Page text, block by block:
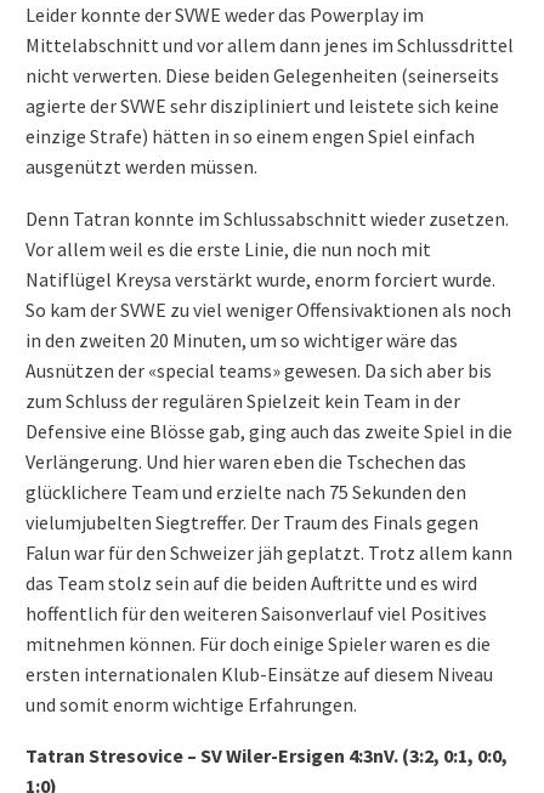
Leider konnte der SVWE weder das Powerplay im
Mittelabschnitt und vor allem dann jenes im Schlussdrittel
nicht verwerten. Diese beiden Gelegenheiten (seinerseits
agierte der SVWE sehr diszipliniert und leistete sich keine
einzige Strafe) hätten in so einem engen Spiel einfach
ausgenützt werden müssen.
Denn Tatran konnte im Schlussabschnitt wieder zusetzen.
Vor allem weil es die erste Linie, die nun noch mit
Natiflügel Kreysa verstärkt wurde, enorm forciert wurde.
So kam der SVWE zu viel weniger Offensivaktionen als noch
in den zweiten 20 Minuten, um so wichtiger wäre das
Ausnützen der «special teams» gewesen. Da sich aber bis
zum Schluss der regulären Spielzeit kein Team in der
Defensive eine Blösse gab, ging auch das zweite Spiel in die
Verlängerung. Und hier waren eben die Tschechen das
glücklichere Team und erzielte nach 75 Sekunden den
vielumjubelten Siegtreffer. Der Traum des Finals gegen
Falun war für den Schweizer jäh geplatzt. Trotz allem kann
das Team stolz sein auf die beiden Auftritte und es wird
hoffentlich für den weiteren Saisonverlauf viel Positives
mitnehmen können. Für doch einige Spieler waren es die
ersten internationalen Klub-Einsätze auf diesem Niveau
und somit enorm wichtige Erfahrungen.
Tatran Stresovice – SV Wiler-Ersigen 4:3nV. (3:2, 0:1, 0:0,
1:0)